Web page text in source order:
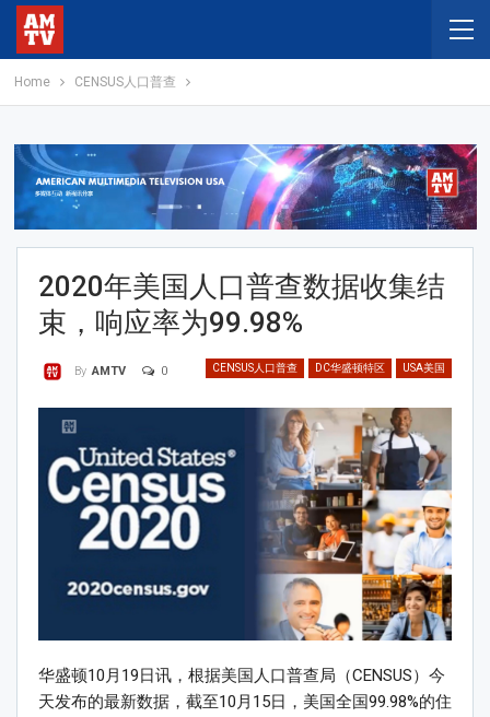
Home CENSUS人口普查
2020年美国人口普查数据收集结
束，响应率为99.98%
CENSUS人口普查 DC华盛顿特区 USA美国
By AMTV 0
华盛顿10月19日讯，根据美国人口普查局（CENSUS）今
天发布的最新数据，截至10月15日，美国全国99.98%的住